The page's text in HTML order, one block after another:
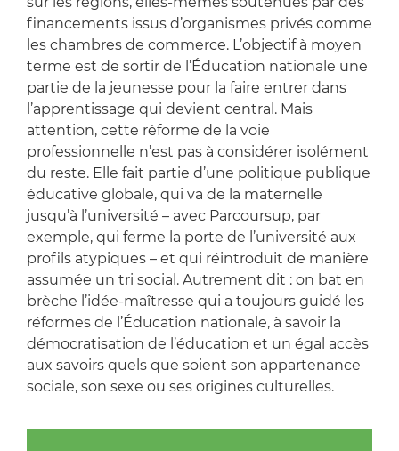
financements issus d’organismes privés comme
les chambres de commerce. L’objectif à moyen
terme est de sortir de l’Éducation nationale une
partie de la jeunesse pour la faire entrer dans
l’apprentissage qui devient central. Mais
attention, cette réforme de la voie
professionnelle n’est pas à considérer isolément
du reste. Elle fait partie d’une politique publique
éducative globale, qui va de la maternelle
jusqu’à l’université – avec Parcoursup, par
exemple, qui ferme la porte de l’université aux
profils atypiques – et qui réintroduit de manière
assumée un tri social. Autrement dit : on bat en
brèche l’idée-maîtresse qui a toujours guidé les
réformes de l’Éducation nationale, à savoir la
démocratisation de l’éducation et un égal accès
aux savoirs quels que soient son appartenance
sociale, son sexe ou ses origines culturelles.